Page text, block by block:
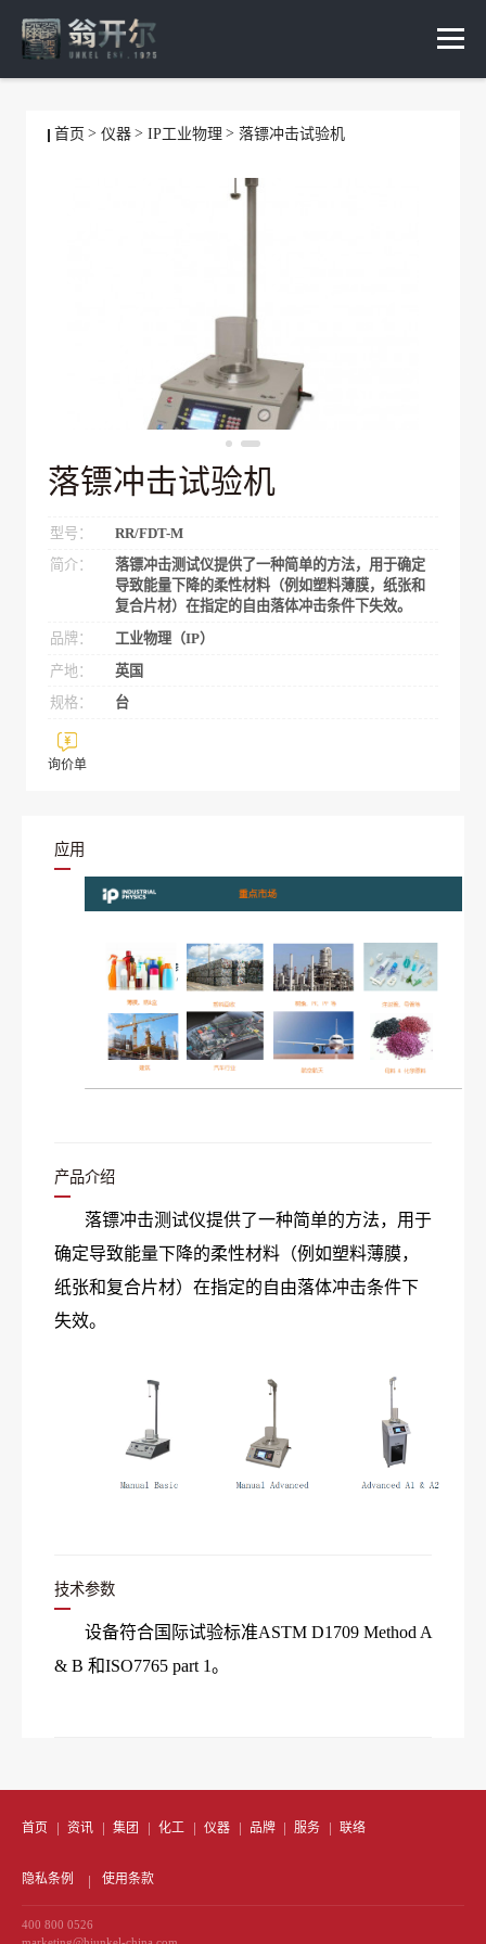
首页 仪器 IP工业物理 落镖冲击试验机
落镖冲击试验机
型号：
RR/FDT-M
简介：
落镖冲击测试仪提供了一种简单的方法，用于确定
导致能量下降的柔性材料（例如塑料薄膜，纸张和
复合片材）在指定的自由落体冲击条件下失效。
品牌：
工业物理（IP）
产地：
英国
规格：
台
询价单
应用
产品介绍
落镖冲击测试仪提供了一种简单的方法，用于
确定导致能量下降的柔性材料（例如塑料薄膜，
纸张和复合片材）在指定的自由落体冲击条件下
失效。
技术参数
设备符合国际试验标准ASTM D1709 Method A
& B 和ISO7765 part 1。
首页 资讯 集团 化工 仪器 品牌 服务 联络
隐私条例 使用条款
400 800 0526